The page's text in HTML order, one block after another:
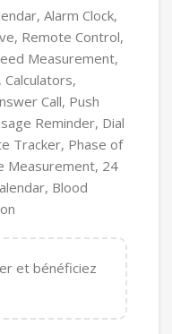
Alarm Clock,
Remote Control,
Measurement,
Calculators,
Call, Push
Reminder, Dial
Tracker, Phase of
Measurement, 24
Blood
et bénéficiez